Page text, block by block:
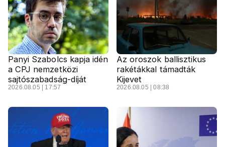
Panyi Szabolcs kapja idén
a CPJ nemzetközi
sajtószabadság-díját
2026.08.05 | 17:57
Az oroszok ballisztikus
rakétákkal támadták
Kijevet
2026.08.05 | 08:38